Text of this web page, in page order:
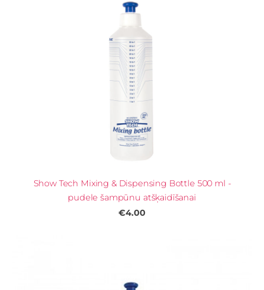
Show Tech Mixing & Dispensing Bottle 500 ml -
pudele šampūnu atšķaidīšanai
€4.00